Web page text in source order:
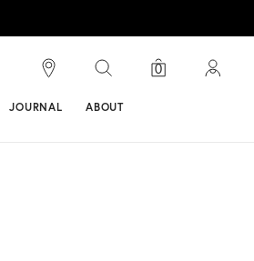
0
JOURNAL ABOUT